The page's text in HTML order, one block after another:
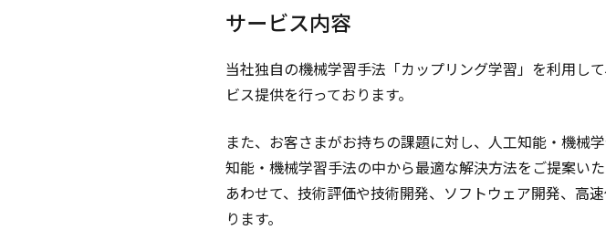
サービス内容
当社独自の機械学習手法「カップリング学習」を利用し
ビス提供を行っております。
また、お客さまがお持ちの課題に対し、人工知能・機械
知能・機械学習手法の中から最適な解決方法をご提案い
あわせて、技術評価や技術開発、ソフトウェア開発、高
ります。